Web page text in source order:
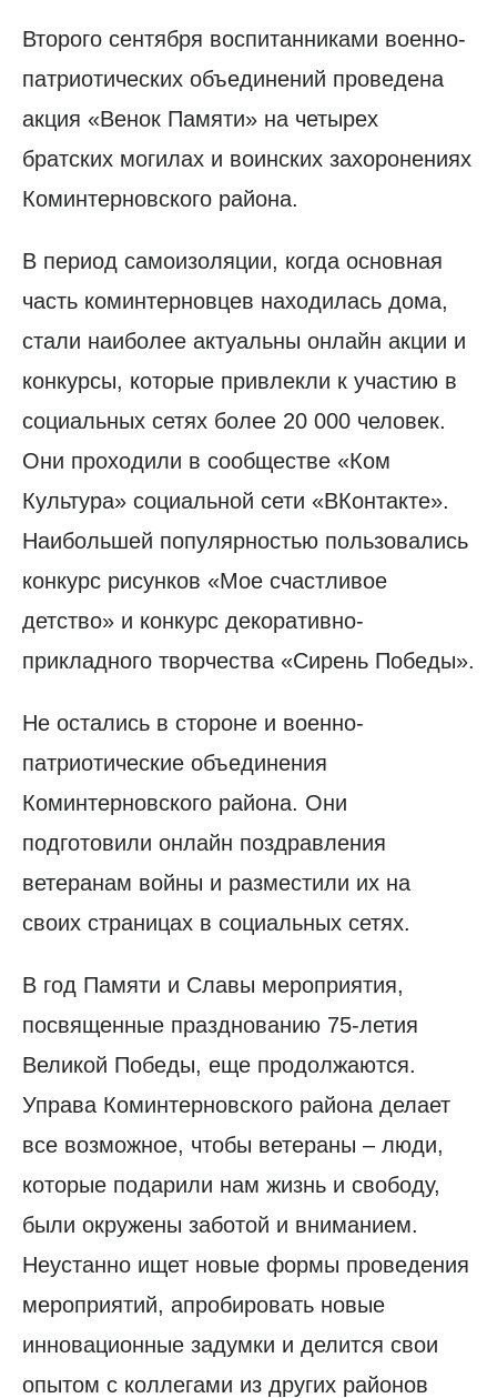
Второго сентября воспитанниками военно-
патриотических объединений проведена
акция «Венок Памяти» на четырех
братских могилах и воинских захоронениях
Коминтерновского района.
В период самоизоляции, когда основная
часть коминтерновцев находилась дома,
стали наиболее актуальны онлайн акции и
конкурсы, которые привлекли к участию в
социальных сетях более 20 000 человек.
Они проходили в сообществе «Ком
Культура» социальной сети «ВКонтакте».
Наибольшей популярностью пользовались
конкурс рисунков «Мое счастливое
детство» и конкурс декоративно-
прикладного творчества «Сирень Победы».
Не остались в стороне и военно-
патриотические объединения
Коминтерновского района. Они
подготовили онлайн поздравления
ветеранам войны и разместили их на
своих страницах в социальных сетях.
В год Памяти и Славы мероприятия,
посвященные празднованию 75-летия
Великой Победы, еще продолжаются.
Управа Коминтерновского района делает
все возможное, чтобы ветераны – люди,
которые подарили нам жизнь и свободу,
были окружены заботой и вниманием.
Неустанно ищет новые формы проведения
мероприятий, апробировать новые
инновационные задумки и делится свои
опытом с коллегами из других районов